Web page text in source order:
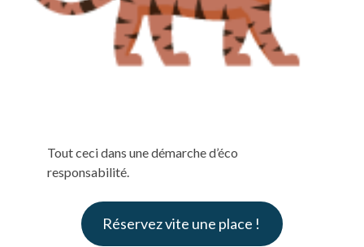
Tout ceci dans une démarche d’éco
responsabilité.
Réservez vite une place !